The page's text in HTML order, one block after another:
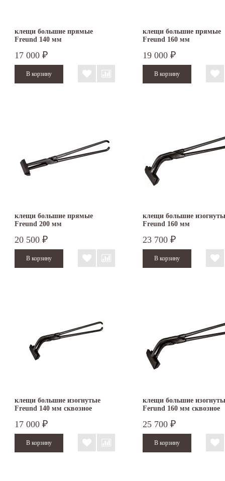
клещи большие прямые
Freund 140 мм
17 000 ₽
клещи большие прямые
Freund 160 мм
19 000 ₽
клещи большие прямые
Freund 200 мм
20 500 ₽
клещи большие
Freund 160 мм
23 700 ₽
клещи большие изогнутые
Freund 140 мм сквозное
17 000 ₽
клещи большие
Ferund 160 мм сквозное
25 700 ₽